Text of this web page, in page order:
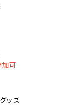
可
ッズ